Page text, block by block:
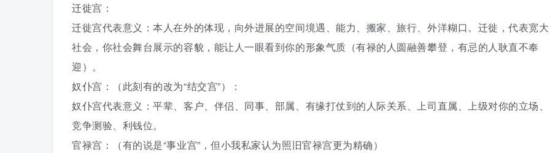
迁徙宫：
迁徙宫代表意义：本人在外的体现，向外进展的空间境遇、能力、搬家、旅行、外洋糊口。迁徙，代表宽大
社会，你社会舞台展示的容貌，能让人一眼看到你的形象气质（有禄的人圆融善攀登，有忌的人耿直不奉
迎）。
奴仆宫：（此刻有的改为“结交宫”）：
奴仆宫代表意义：平辈、客户、伴侣、同事、部属、有缘打仗到的人际关系、上司直属、上级对你的立场、
竞争测验、利钱位。
官禄宫：（有的说是“事业宫”，但小我私家认为照旧官禄宫更为精确）